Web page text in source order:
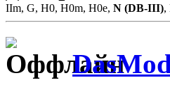
IIm, G, H0, H0m, H0e, N (DB-III),